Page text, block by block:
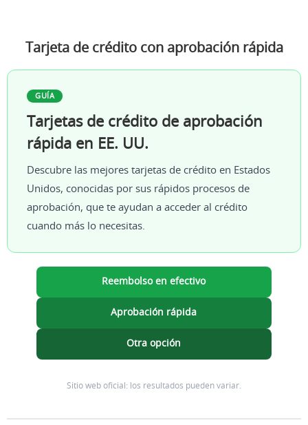
Tarjeta de crédito con aprobación rápida
GUÍA
Tarjetas de crédito de aprobación
rápida en EE. UU.
Descubre las mejores tarjetas de crédito en Estados
Unidos, conocidas por sus rápidos procesos de
aprobación, que te ayudan a acceder al crédito
cuando más lo necesitas.
Reembolso en efectivo
Aprobación rápida
Otra opción
Sitio web oficial: los resultados pueden variar.